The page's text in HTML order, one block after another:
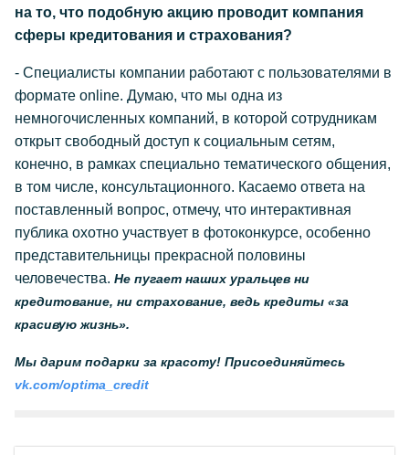
на то, что подобную акцию проводит компания
сферы кредитования и страхования?
- Специалисты компании работают с пользователями в
формате online. Думаю, что мы одна из
немногочисленных компаний, в которой сотрудникам
открыт свободный доступ к социальным сетям,
конечно, в рамках специально тематического общения,
в том числе, консультационного. Касаемо ответа на
поставленный вопрос, отмечу, что интерактивная
публика охотно участвует в фотоконкурсе, особенно
представительницы прекрасной половины
человечества. Не пугает наших уральцев ни
кредитование, ни страхование, ведь кредиты «за
красивую жизнь».
Мы дарим подарки за красоту! Присоединяйтесь
vk.com/optima_credit